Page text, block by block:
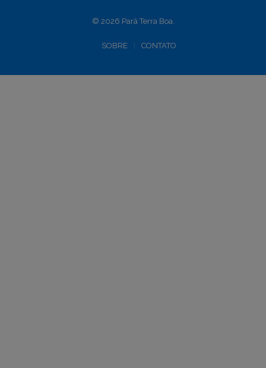
© 2026 Pará Terra Boa.
SOBRE CONTATO